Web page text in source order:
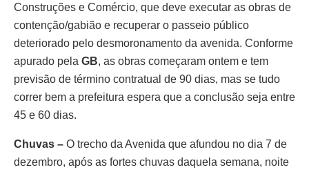
Construções e Comércio, que deve executar as obras de
contenção/gabião e recuperar o passeio público
deteriorado pelo desmoronamento da avenida. Conforme
apurado pela GB, as obras começaram ontem e tem
previsão de término contratual de 90 dias, mas se tudo
correr bem a prefeitura espera que a conclusão seja entre
45 e 60 dias.
Chuvas – O trecho da Avenida que afundou no dia 7 de
dezembro, após as fortes chuvas daquela semana, noite